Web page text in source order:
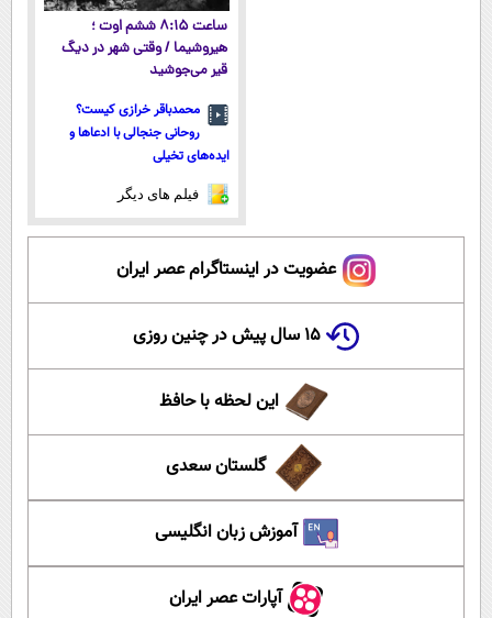
ساعت ۸:۱۵ ششم اوت ؛
هیروشیما / وقتی شهر در دیگ
قیر می‌جوشید
محمدباقر خرازی کیست؟
روحانی جنجالی با ادعاها و
ایده‌های تخیلی
فیلم های دیگر
عضویت در اینستاگرام عصر ایران
۱۵ سال پیش در چنین روزی
این لحظه با حافظ
گلستان سعدی
آموزش زبان انگلیسی
آپارات عصر ایران